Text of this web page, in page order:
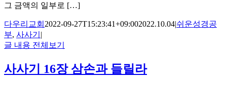
그 금액의 일부로 […]
다우리교회 2022-09-27T15:23:41+09:002022.10.04|쉬운성경공
부, 사사기 |
글 내용 전체보기
사사기 16장 삼손과 들릴라